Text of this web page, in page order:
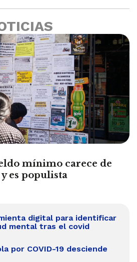
mínimo carece de
es populista
digital para identificar
mental tras el covid
por COVID-19 desciende